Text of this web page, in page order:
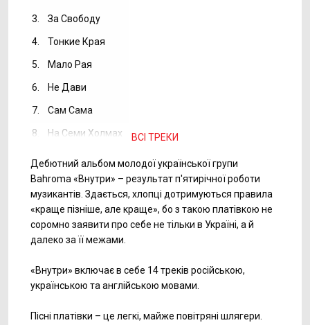
3. За Свободу
4. Тонкие Края
5. Мало Рая
6. Не Дави
7. Сам Сама
8. На Семи Холмах ВСІ ТРЕКИ
Дебютний альбом молодої української групи
Bahroma «Внутри» – результат п'ятирічної роботи
музикантів. Здається, хлопці дотримуються правила
«краще пізніше, але краще», бо з такою платівкою не
соромно заявити про себе не тільки в Україні, а й
далеко за її межами.
«Внутри» включає в себе 14 треків російською,
українською та англійською мовами.
Пісні платівки – це легкі, майже повітряні шлягери.